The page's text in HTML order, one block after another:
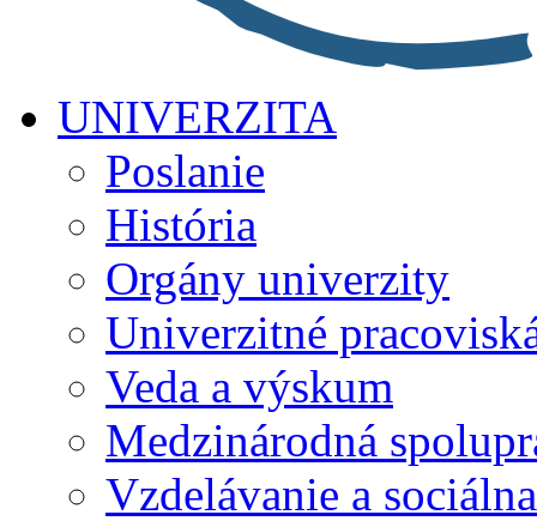
UNIVERZITA
Poslanie
História
Orgány univerzity
Univerzitné
Veda a výskum
Medzinárodná
Vzdelávanie a